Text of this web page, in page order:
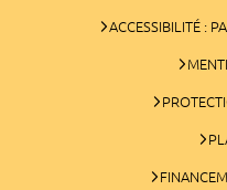
ACCESSIBILITÉ :